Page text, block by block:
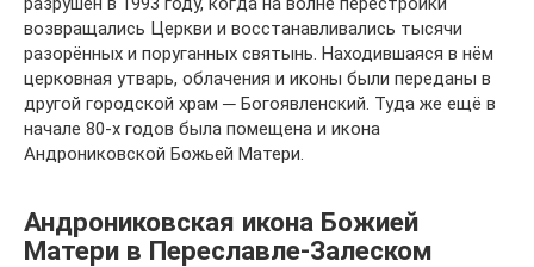
возвращались Церкви и восстанавливались тысячи
разорённых и поруганных святынь. Находившаяся в нём
церковная утварь, облачения и иконы были переданы в
другой городской храм ─ Богоявленский. Туда же ещё в
начале 80-х годов была помещена и икона
Андрониковской Божьей Матери.
Андрониковская икона Божией
Матери в Переславле-Залеском